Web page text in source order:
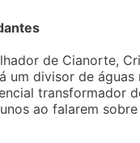
de Cianorte,
um divisor de
transformador
ao falarem